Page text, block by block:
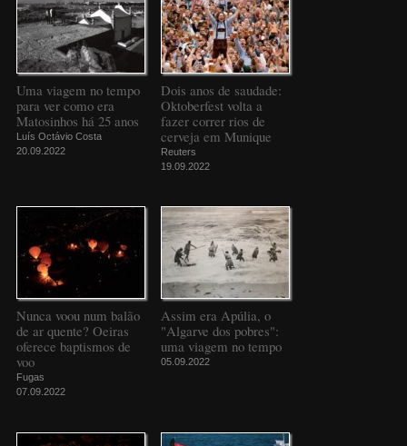
Uma viagem no tempo
para ver como era
Matosinhos há 25 anos
Luís Octávio Costa
20.09.2022
Dois anos de saudade:
Oktoberfest volta a
fazer correr rios de
cerveja em Munique
Reuters
19.09.2022
Nunca voou num balão
de ar quente? Oeiras
oferece baptismos de
voo
Fugas
07.09.2022
Assim era Apúlia, o
"Algarve dos pobres":
uma viagem no tempo
05.09.2022